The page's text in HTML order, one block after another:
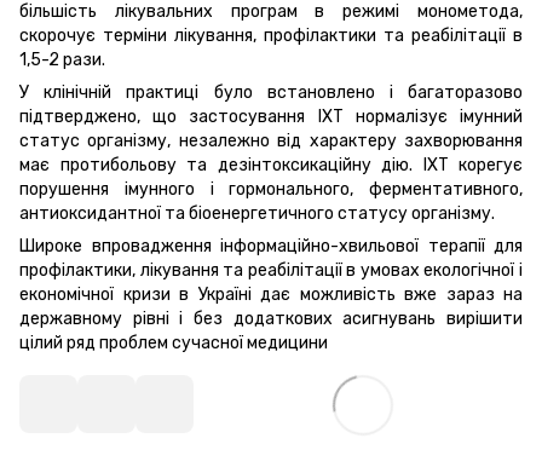
більшість лікувальних програм в режимі монометода,
скорочує терміни лікування, профілактики та реабілітації в
1,5-2 рази.
У клінічній практиці було встановлено і багаторазово
підтверджено, що застосування ІХТ нормалізує імунний
статус організму, незалежно від характеру захворювання
має протибольову та дезінтоксикаційну дію. ІХТ корегує
порушення імунного і гормонального, ферментативного,
антиоксидантної та біоенергетичного статусу організму.
Широке впровадження інформаційно-хвильової терапії для
профілактики, лікування та реабілітації в умовах екологічної і
економічної кризи в Україні дає можливість вже зараз на
державному рівні і без додаткових асигнувань вирішити
цілий ряд проблем сучасної медицини